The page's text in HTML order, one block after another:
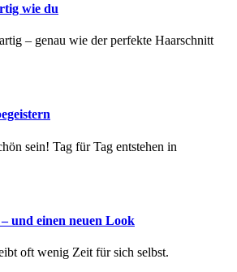
wie du
– genau wie der perfekte Haarschnitt
sein! Tag für Tag entstehen in
und einen neuen Look
oft wenig Zeit für sich selbst.